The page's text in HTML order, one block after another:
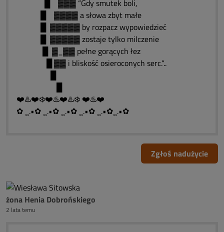
█ ▓▓▓ “Gdy smutek boli,
█ ▓▓▓▓ a słowa zbyt małe
█ ▓▓▓▓▓ by rozpacz wypowiedzieć
█ ▓▓▓▓▓ zostaje tylko milczenie
█ ▓_▓▓ pełne gorących łez
█ ▓▓ i bliskość osieroconych serc.“..
❤️♨️❤️❄️❤️♨️❤️♨️❄️ ❤️♨️❤️
✿ ¸¸.•✿ ¸¸.•✿ ¸¸.•✿ ¸¸.•✿ ¸¸.•✿¸¸.•✿
Zgłoś nadużycie
żona Henia Dobrońskiego
2 lata temu